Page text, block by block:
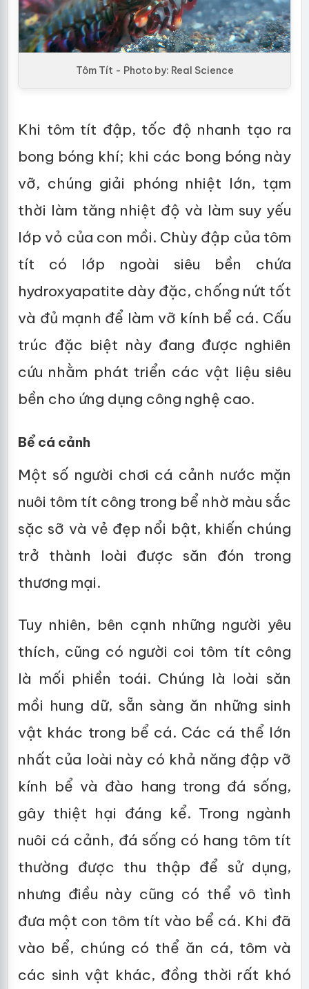
Tôm Tít - Photo by: Real Science
Khi tôm tít đập, tốc độ nhanh tạo ra
bong bóng khí; khi các bong bóng này
vỡ, chúng giải phóng nhiệt lớn, tạm
thời làm tăng nhiệt độ và làm suy yếu
lớp vỏ của con mồi. Chùy đập của tôm
tít có lớp ngoài siêu bền chứa
hydroxyapatite dày đặc, chống nứt tốt
và đủ mạnh để làm vỡ kính bể cá. Cấu
trúc đặc biệt này đang được nghiên
cứu nhằm phát triển các vật liệu siêu
bền cho ứng dụng công nghệ cao.
Bể cá cảnh
Một số người chơi cá cảnh nước mặn
nuôi tôm tít công trong bể nhờ màu sắc
sặc sỡ và vẻ đẹp nổi bật, khiến chúng
trở thành loài được săn đón trong
thương mại.
Tuy nhiên, bên cạnh những người yêu
thích, cũng có người coi tôm tít công
là mối phiền toái. Chúng là loài săn
mồi hung dữ, sẵn sàng ăn những sinh
vật khác trong bể cá. Các cá thể lớn
nhất của loài này có khả năng đập vỡ
kính bể và đào hang trong đá sống,
gây thiệt hại đáng kể. Trong ngành
nuôi cá cảnh, đá sống có hang tôm tít
thường được thu thập để sử dụng,
nhưng điều này cũng có thể vô tình
đưa một con tôm tít vào bể cá. Khi đã
vào bể, chúng có thể ăn cá, tôm và
các sinh vật khác, đồng thời rất khó